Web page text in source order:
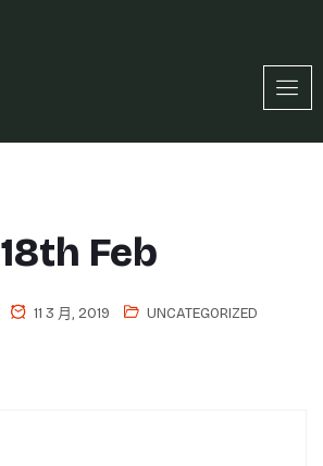
18th Feb
11 3 月, 2019 UNCATEGORIZED